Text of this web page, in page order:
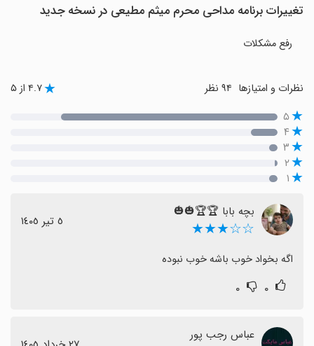
تغییرات برنامه مداحی محرم میثم مطیعی در نسخه جدید
رفع مشکلات
نظرات و امتیازها ۴.۷ از ۵
۵
۴
۳
۲
۱
بچه بابا 🏆🏆🎃🎃
☆☆★★★ ٥ تیر ١٤٠٥
اگه بخواد خوب باشه خوب نبوده
۰ ۰
عباس رجب پور